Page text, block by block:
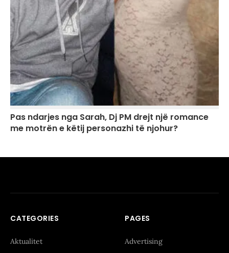
Pas ndarjes nga Sarah, Dj PM drejt një romance
me motrën e këtij personazhi të njohur?
CATEGORIES
Aktualitet
PAGES
Advertising